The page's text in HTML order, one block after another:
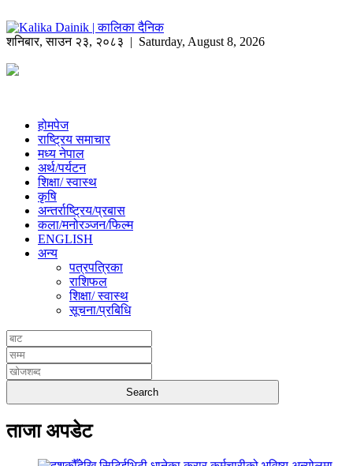
शनिबार,साउन २३, २०८३ | Saturday, August 8, 2026
होमपेज
राष्ट्रिय समाचार
मध्य नेपाल
अर्थ/पर्यटन
शिक्षा/ स्वास्थ
कृषि
अन्तर्राष्ट्रिय/प्रबास
कला/मनोरञ्जन/फिल्म
ENGLISH
अन्य
पत्रपत्रिका
राशिफल
शिक्षा/ स्वास्थ
सूचना/प्रबिधि
ताजा अपडेट